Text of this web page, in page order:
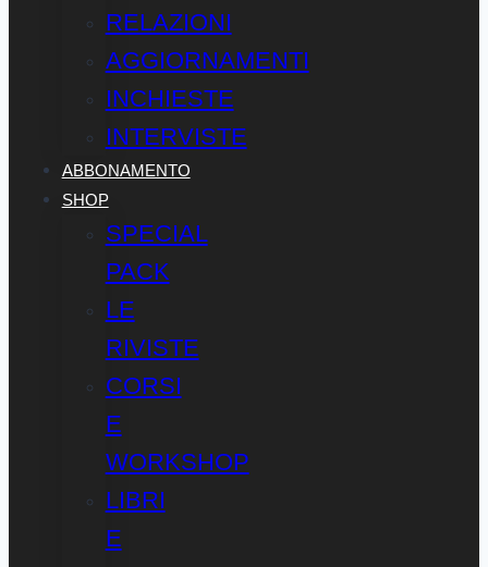
RELAZIONI
AGGIORNAMENTI
INCHIESTE
INTERVISTE
ABBONAMENTO
SHOP
SPECIAL
PACK
LE
RIVISTE
CORSI
E
WORKSHOP
LIBRI
E